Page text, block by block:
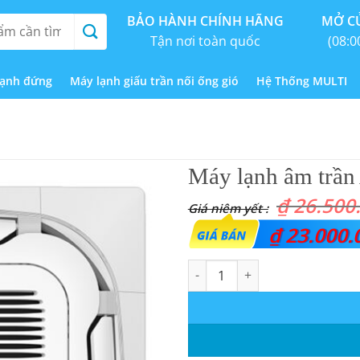
BẢO HÀNH CHÍNH HÃNG
Tận nơi toàn quốc
MỞ
đứng Máy lạnh giấu trần nối ống gió Hệ Thống MULTI
Máy lạnh âm
₫
Giá
gốc
là:
₫
Máy lạnh âm trần AUX 4.0HP